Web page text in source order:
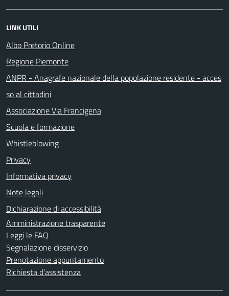
LINK UTILI
Albo Pretorio Online
Regione Piemonte
ANPR - Anagrafe nazionale della popolazione residente - acces
so al cittadini
Associazione Via Francigena
Scuola e formazione
Whistleblowing
Privacy
Informativa privacy
Note legali
Dichiarazione di accessibilità
Amministrazione trasparente
Leggi le FAQ
Segnalazione disservizio
Prenotazione appuntamento
Richiesta d'assistenza